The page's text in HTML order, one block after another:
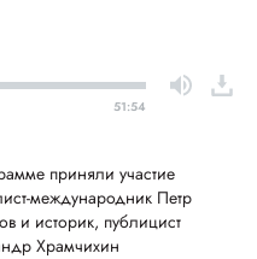
51:54
приняли участие
международник Петр
и историк, публицист
Храмчихин